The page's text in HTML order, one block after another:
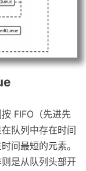
FIFO（先进先
队列中存在时间
间最短的元素。
是从队列头部开